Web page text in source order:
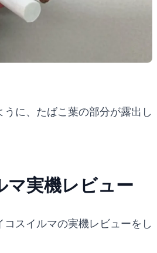
に、たばこ葉の部分が露出し
マ実機レビュー
コスイルマの実機レビューをし